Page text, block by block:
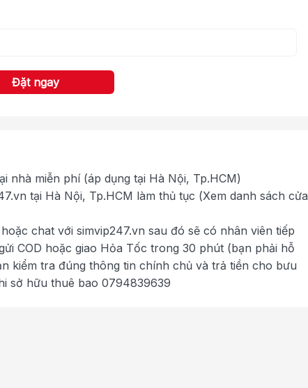
Đặt ngay
nhà miễn phí (áp dụng tại Hà Nội, Tp.HCM)
tại Hà Nội, Tp.HCM làm thủ tục (Xem danh sách cửa
chat với simvip247.vn sau đó sẽ có nhân viên tiếp
COD hoặc giao Hỏa Tốc trong 30 phút (bạn phải hỗ
kiểm tra đúng thông tin chính chủ và trả tiền cho bưu
sở hữu thuê bao 0794839639